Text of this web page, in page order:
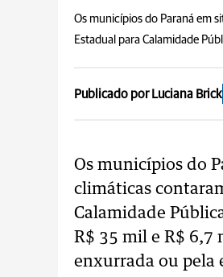
Os municípios do Paraná em
Estadual para Calamidade
Publicado por Luciana Brick
Os municípios do
climáticas
Calamidade
R$ 35 mil e R$ 6,7
enxurrada ou pela